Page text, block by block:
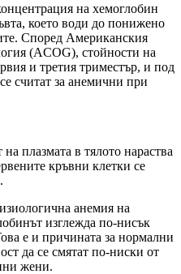
на хемоглобин
което води до понижено
Според Американския
(ACOG), стойности на
и третия триместър, и под
считат за анемични при
плазмата в тялото нараства
кръвни клетки се
анемия на
изглежда по-нисък
е и причината за нормални
да се смятат по-ниски от
жени.